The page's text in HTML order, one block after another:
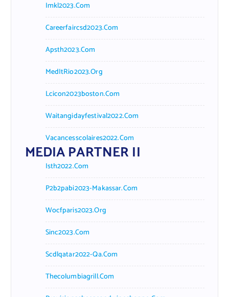
Imkl2023.com
Careerfaircsd2023.com
Apsth2023.com
MedItRio2023.org
Lcicon2023boston.com
Waitangidayfestival2022.com
Vacancesscolaires2022.com
MEDIA PARTNER II
Isth2022.com
P2b2pabi2023-Makassar.com
Wocfparis2023.org
Sinc2023.com
Scdlqatar2022-Qa.com
Thecolumbiagrill.com